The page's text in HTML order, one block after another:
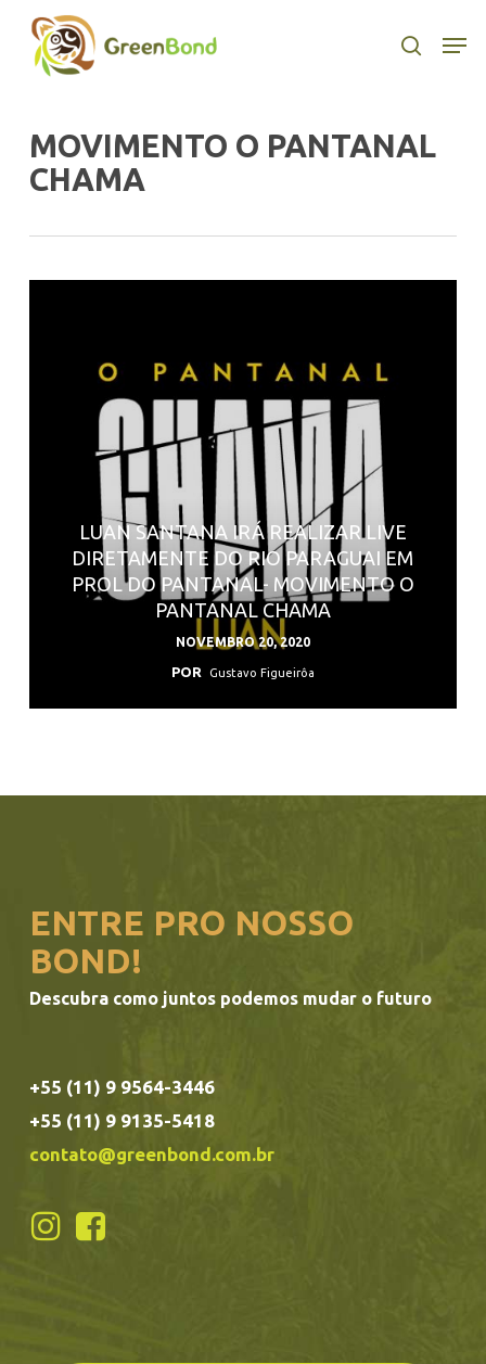
main
content
search
MOVIMENTO O PANTANAL
CHAMA
LUAN SANTANA IRÁ REALIZAR LIVE
DIRETAMENTE DO RIO PARAGUAI EM
PROL DO PANTANAL- MOVIMENTO O
PANTANAL CHAMA
NOVEMBRO 20, 2020
POR Gustavo Figueirôa
ENTRE PRO NOSSO
BOND!
Descubra como juntos podemos mudar o futuro
+55 (11) 9 9564-3446
+55 (11) 9 9135-5418
contato@greenbond.com.br